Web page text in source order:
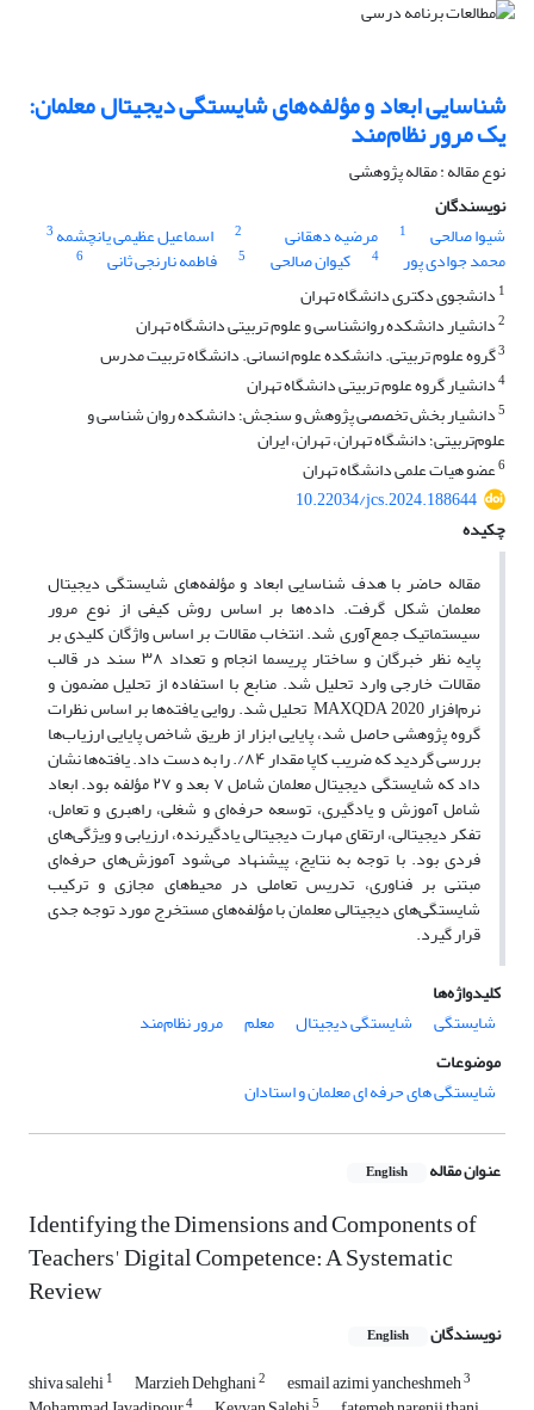
شناسایی ابعاد و مؤلفه‌های شایستگی دیجیتال معلمان:
یک مرور نظام‌مند
نوع مقاله : مقاله پژوهشی
نویسندگان
شیوا صالحی
1 مرضیه دهقانی 2 اسماعیل عظیمی یانچشمه 3
محمد جوادی پور 4 کیوان صالحی 5 فاطمه نارنجی ثانی
6
1 دانشجوی دکتری دانشگاه تهران
2دانشیار دانشکده روانشناسی و علوم تربیتی دانشگاه تهران
3گروه علوم تربیتی. دانشکده علوم انسانی. دانشگاه تربیت مدرس
4دانشیار گروه علوم تربیتی دانشگاه تهران
5دانشیار بخش تخصصی پژوهش و سنجش؛ دانشکده روان شناسی و
علوم‌تربیتی؛ دانشگاه تهران، تهران، ایران
6عضو هیات علمی دانشگاه تهران
10.22034/jcs.2024.188644
چکیده
مقاله حاضر با هدف شناسایی ابعاد و مؤلفه‌های شایستگی دیجیتال
معلمان شکل گرفت. داده‌ها بر اساس روش کیفی از نوع مرور
سیستماتیک جمع‌آوری شد. انتخاب مقالات بر اساس واژگان کلیدی بر
پایه نظر خبرگان و ساختار پریسما انجام و تعداد ۳۸ سند در قالب
مقالات خارجی وارد تحلیل شد. منابع با استفاده از تحلیل مضمون و
نرم‌افزار 2020 MAXQDA تحلیل شد. روایی یافته‌ها بر اساس نظرات
گروه پژوهشی حاصل شد، پایایی ابزار از طریق شاخص پایایی ارزیاب‌ها
بررسی گردید که ضریب کاپا مقدار ۸۴/. را به دست داد. یافته‌ها نشان
داد که شایستگی دیجیتال معلمان شامل ۷ بعد و ۲۷ مؤلفه بود. ابعاد
شامل آموزش و یادگیری، توسعه حرفه‌ای و شغلی، راهبری و تعامل،
تفکر دیجیتالی، ارتقای مهارت دیجیتالی یادگیرنده، ارزیابی و ویژگی‌های
فردی بود. با توجه به نتایج، پیشنهاد می‌شود آموزش‌های حرفه‌ای
مبتنی بر فناوری، تدریس تعاملی در محیط‌های مجازی و ترکیب
شایستگی‌های دیجیتالی معلمان با مؤلفه‌های مستخرج مورد توجه جدی
قرار گیرد.
کلیدواژه‌ها
شایستگی
شایستگی دیجیتال معلم
مرور نظام‌مند
موضوعات
شایستگی های حرفه ای معلمان و استادان
عنوان مقاله English
Identifying the Dimensions and Components of
Teachers' Digital Competence: A Systematic
Review
نویسندگان English
shiva salehi1 Marzieh Dehghani2 esmail azimi yancheshmeh3
4 5